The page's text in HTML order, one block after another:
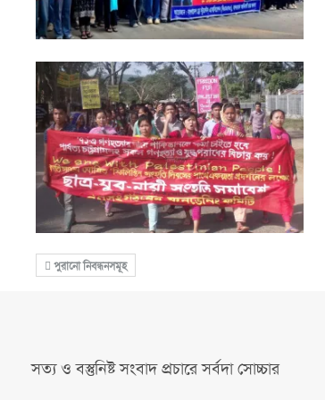
পুরানো নিবন্ধনসমূহ
সত্য ও বস্তুনিষ্ট সংবাদ প্রচারে সর্বদা সোচ্চার